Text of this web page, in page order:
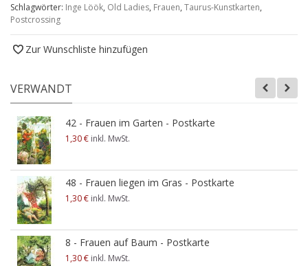
Schlagwörter: Inge Löök, Old Ladies, Frauen, Taurus-Kunstkarten,
Postcrossing
Zur Wunschliste hinzufügen
VERWANDT
42 - Frauen im Garten - Postkarte
1,30 € inkl. MwSt.
48 - Frauen liegen im Gras - Postkarte
1,30 € inkl. MwSt.
8 - Frauen auf Baum - Postkarte
1,30 € inkl. MwSt.